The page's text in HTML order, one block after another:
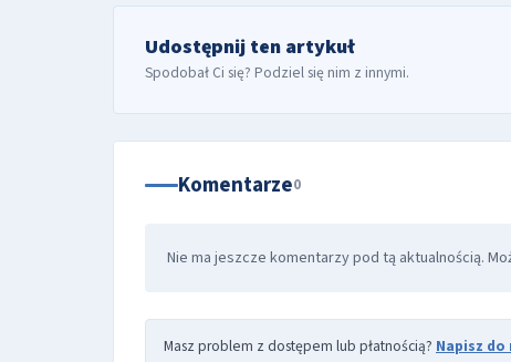
Udostępnij ten artykuł
Spodobał Ci się? Podziel się nim z innymi.
Komentarze0
Nie ma jeszcze komentarzy pod tą aktualnością.
Masz problem z dostępem lub płatnością? Napisz